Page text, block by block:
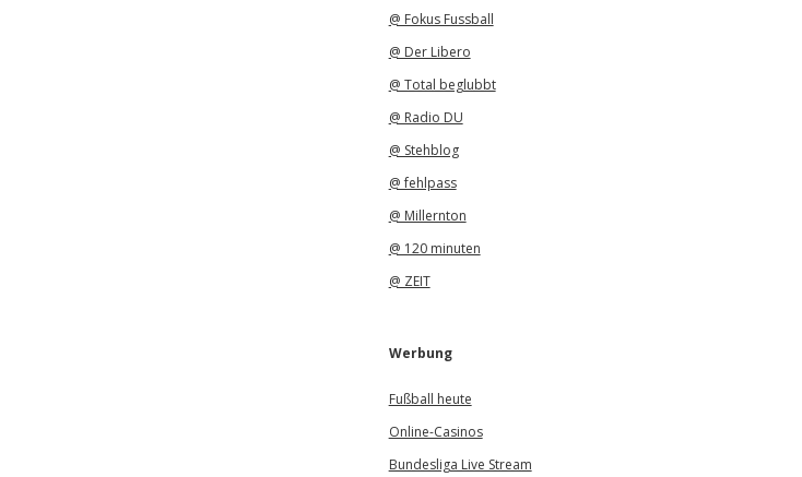
@ Fokus Fussball
@ Der Libero
@ Total beglubbt
@ Radio DU
@ Stehblog
@ fehlpass
@ Millernton
@ 120 minuten
@ ZEIT
Werbung
Fußball heute
Online-Casinos
Bundesliga Live Stream